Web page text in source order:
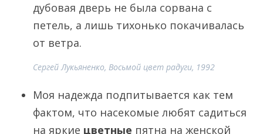
дубовая дверь не была сорвана с
петель, а лишь тихонько покачивалась
от ветра.
Сергей Лукьяненко, Восьмой цвет радуги, 1992
Моя надежда подпитывается как тем
фактом, что насекомые любят садиться
на яркие цветные пятна на женской